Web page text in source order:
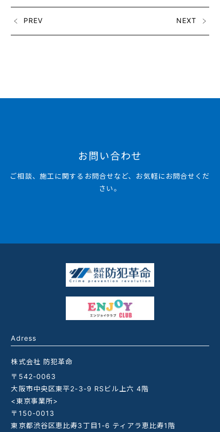
PREV NEXT
お問い合わせ
ご相談、施工に関するお問合せなど、お気軽にお問合せくだ
さい。
Adress
株式会社 防犯革命
〒542-0063
大阪市中央区東平2-3-9 RSビル上六 4階
<東京事業所>
〒150-0013
東京都渋谷区恵比寿3丁目1-6 ティアラ恵比寿1階